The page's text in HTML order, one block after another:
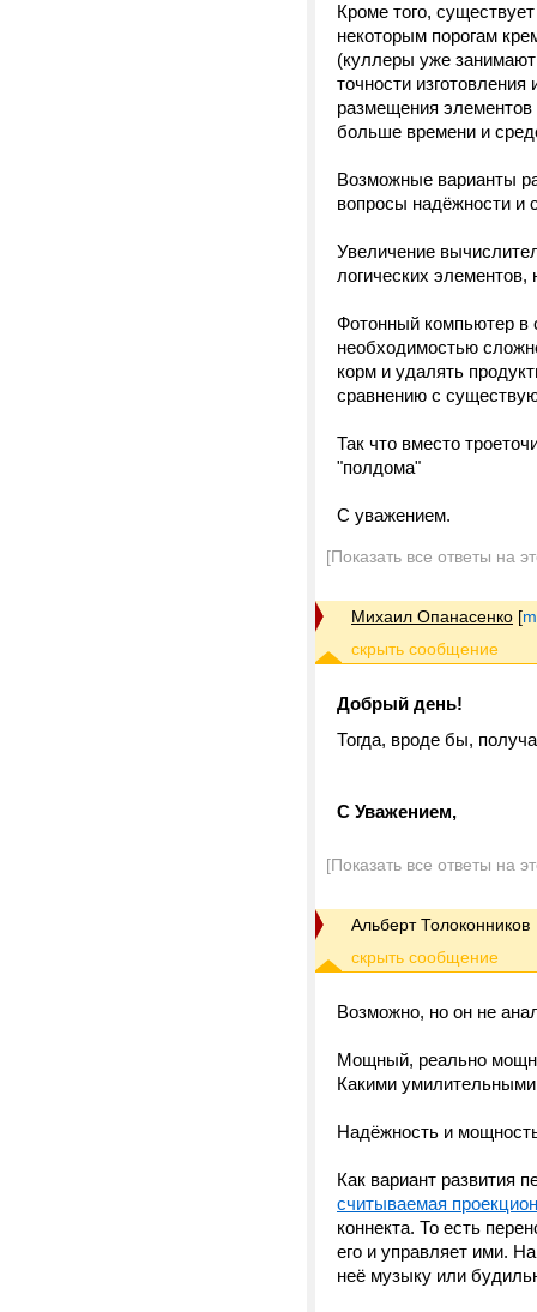
Кроме того,
некоторым порогам
(куллеры уже
точности
размещения элементов
больше времени и
Возможные варианты
вопросы надёжности и
Увеличение
логических
Фотонный компьютер в
необходимостью
корм и удалять
сравнению с
Так что вместо
"полдома"
С уважением.
[Показать все ответы на
Михаил Опанасенко [
Добрый день!
Тогда, вроде бы,
С Уважением,
[Показать все ответы на
Альберт Толоконников
Возможно, но он не
Мощный, реально
Какими
Надёжность и
Как вариант развития
считываемая
коннекта. То есть
его и управляет ими.
неё музыку или